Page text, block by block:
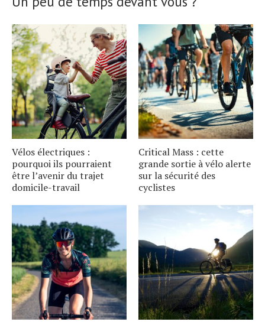
Vélos électriques :
pourquoi ils pourraient
être l’avenir du trajet
domicile-travail
Critical Mass : cette
grande sortie à vélo alerte
sur la sécurité des
cyclistes